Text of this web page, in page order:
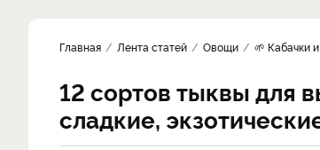
Главная Лента статей Овощи 🌱 Кабачки
12 сортов тыквы для
сладкие,